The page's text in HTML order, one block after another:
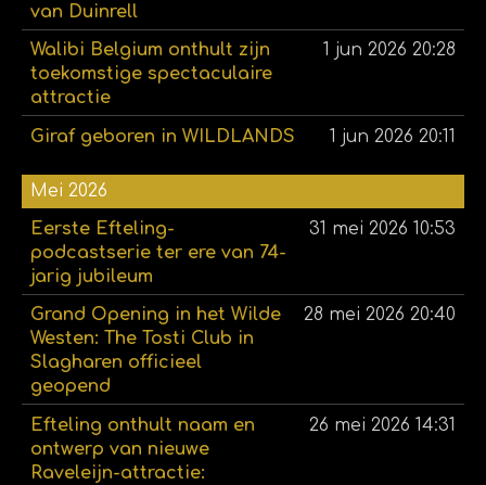
van Duinrell
Walibi Belgium onthult zijn
toekomstige spectaculaire
attractie
1 jun 2026 20:28
Giraf geboren in WILDLANDS 1 jun 2026 20:11
Mei 2026
Eerste Efteling-
podcastserie ter ere van 74-
jarig jubileum
31 mei 2026 10:53
Grand Opening in het Wilde
Westen: The Tosti Club in
Slagharen officieel
geopend
28 mei 2026 20:40
Efteling onthult naam en
ontwerp van nieuwe
Raveleijn-attractie:
26 mei 2026 14:31